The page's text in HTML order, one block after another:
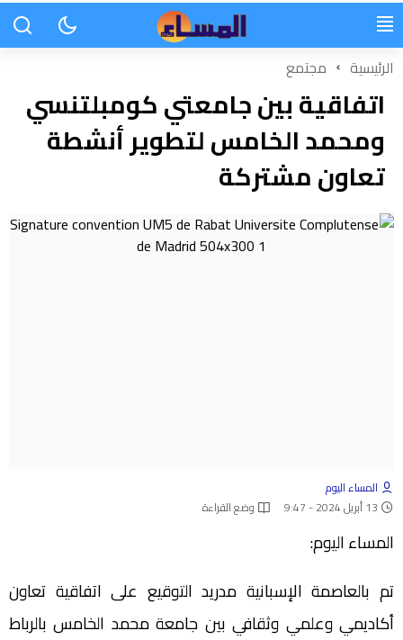
الرئيسية مجتمع
اتفاقية بين جامعتي كومبلتنسي
ومحمد الخامس لتطوير أنشطة
تعاون مشتركة
المساء اليوم
13 أبريل 2024 - 9:47
وضع القراءة
المساء اليوم:
تم بالعاصمة الإسبانية مدريد التوقيع على اتفاقية تعاون
أكاديمي وعلمي وثقافي بين جامعة محمد الخامس بالرباط